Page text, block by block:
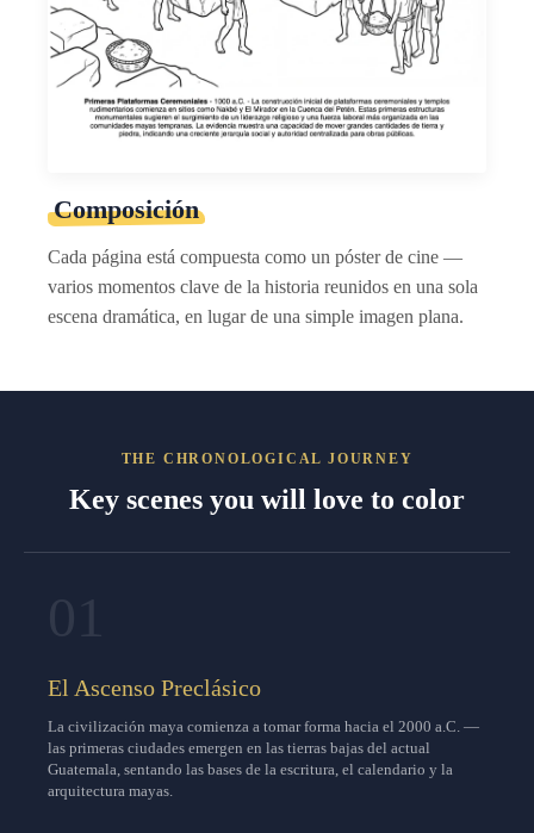
Composición
Cada página está compuesta como un póster de cine —
varios momentos clave de la historia reunidos en una sola
escena dramática, en lugar de una simple imagen plana.
THE CHRONOLOGICAL JOURNEY
Key scenes you will love to color
El Ascenso Preclásico
La civilización maya comienza a tomar forma hacia el 2000 a.C. —
las primeras ciudades emergen en las tierras bajas del actual
Guatemala, sentando las bases de la escritura, el calendario y la
arquitectura mayas.